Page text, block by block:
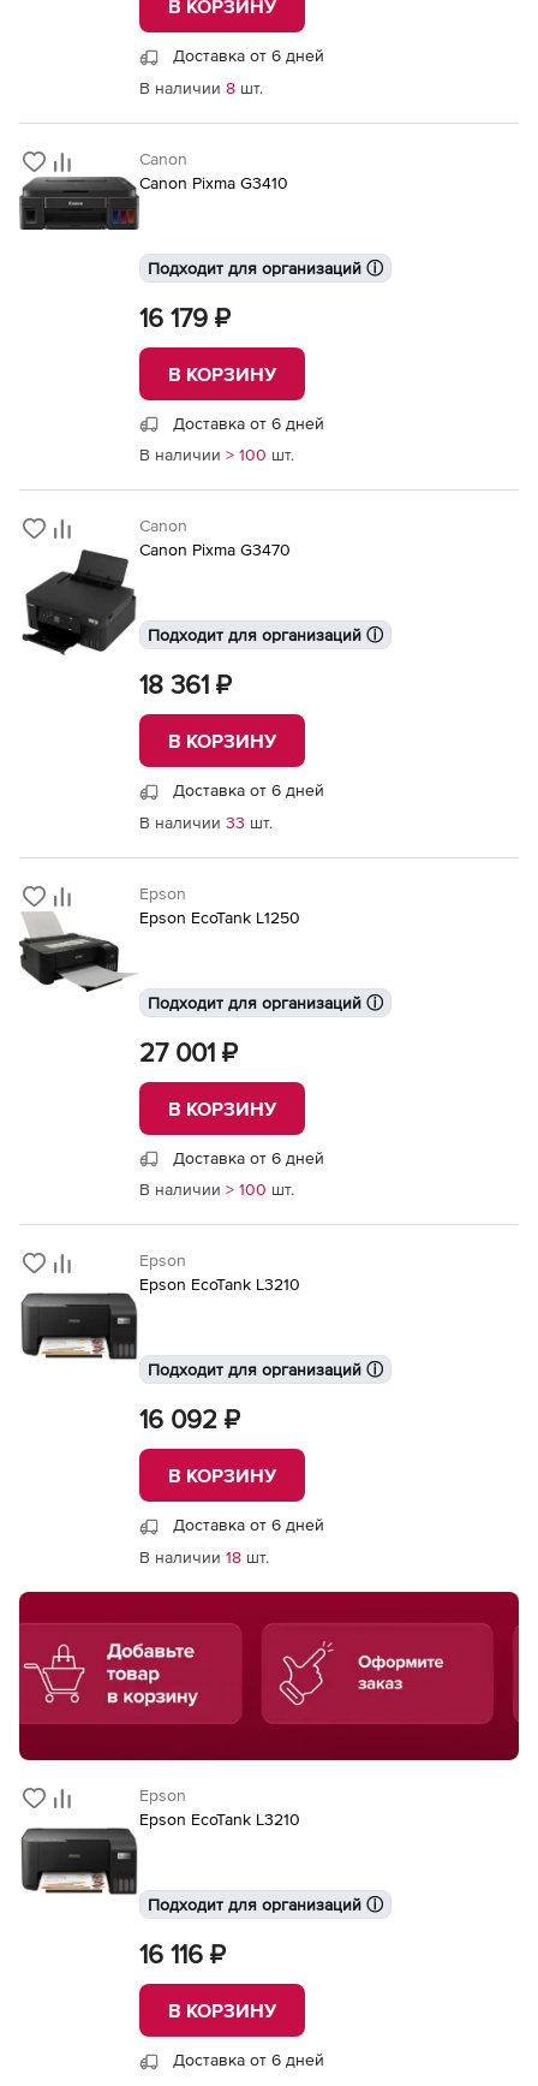
В КОРЗИНУ
Доставка от 6 дней
В наличии 8 шт.
Canon
Canon Pixma G3410
Подходит для организаций ⓘ
16 179 ₽
В КОРЗИНУ
Доставка от 6 дней
В наличии > 100 шт.
Canon
Canon Pixma G3470
Подходит для организаций ⓘ
18 361 ₽
В КОРЗИНУ
Доставка от 6 дней
В наличии 33 шт.
Epson
Epson EcoTank L1250
Подходит для организаций ⓘ
27 001 ₽
В КОРЗИНУ
Доставка от 6 дней
В наличии > 100 шт.
Epson
Epson EcoTank L3210
Подходит для организаций ⓘ
16 092 ₽
В КОРЗИНУ
Доставка от 6 дней
В наличии 18 шт.
Epson
Epson EcoTank L3210
Подходит для организаций ⓘ
16 116 ₽
В КОРЗИНУ
Доставка от 6 дней